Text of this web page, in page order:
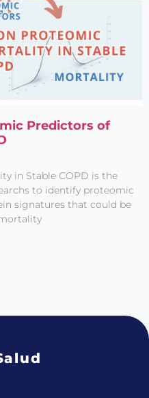
Predictors of
in Stable COPD is the
to identify proteomic
signatures that could be